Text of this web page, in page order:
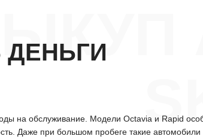
на обслуживание. Модели Octavia и Rapid
Даже при большом пробеге такие автомобили